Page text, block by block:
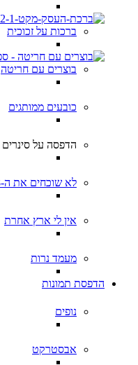
ברכות על זכוכית
בוצרים עם חריטה
כובעים ממותגים
הדפסה על סינרים
לא שוכחים את ה-7.10.23
אין לי ארץ אחרת
מעמד נרות
הדפסת תמונות
נופים
אבסטרקט